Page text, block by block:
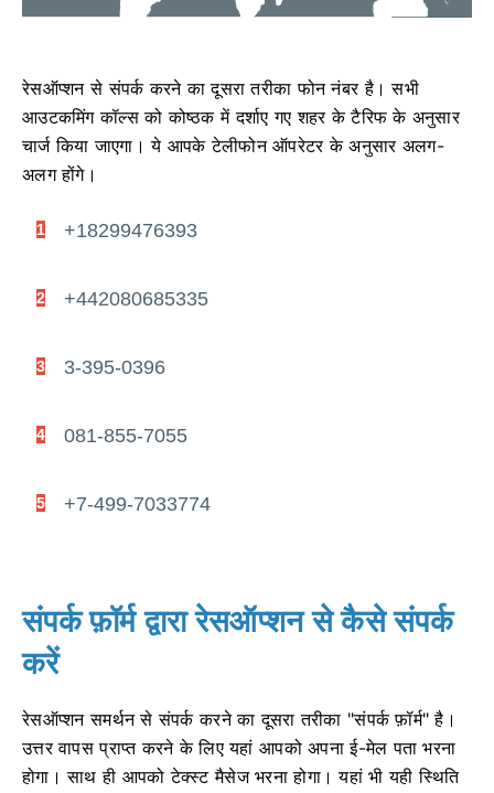
रेसऑप्शन से संपर्क करने का दूसरा तरीका फोन नंबर है।सभी
आउटकमिंग कॉल्स को कोष्ठक में दर्शाए गए शहर के टैरिफ के अनुसार
चार्ज किया जाएगा।ये आपके टेलीफोन ऑपरेटर के अनुसार अलग-
अलग होंगे।
1 +18299476393
2 +442080685335
3 3-395-0396
4 081-855-7055
5 +7-499-7033774
संपर्क फ़ॉर्म द्वारा रेसऑप्शन से कैसे संपर्क
करें
रेसऑप्शन समर्थन से संपर्क करने का दूसरा तरीका "संपर्क फ़ॉर्म" है।
उत्तर वापस प्राप्त करने के लिए यहां आपको अपना ई-मेल पता भरना
होगा।साथ ही आपको टेक्स्ट मैसेज भरना होगा।यहां भी यही स्थिति